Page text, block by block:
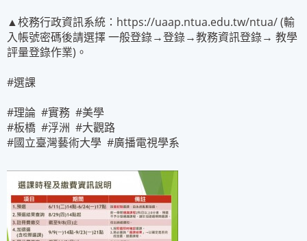
▲校務行政資訊系統：https://uaap.ntua.edu.tw/ntua/ (輸
入帳號密碼後請選擇 一般登錄→登錄→教務資訊登錄→ 教學
評量登錄作業)。
#選課
#理論 #實務 #美學
#板橋 #浮洲 #大觀路
#國立臺灣藝術大學 #廣播電視學系